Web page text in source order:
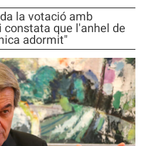
la votació amb
constata que l'anhel de
adormit"